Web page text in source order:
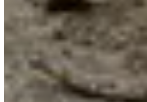
Fechas de inscripción
Aún sin comunicar
Más información
Más información
Fecha por confirmar